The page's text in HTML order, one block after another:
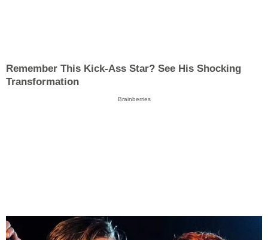
Remember This Kick-Ass Star? See His Shocking
Transformation
Brainberries